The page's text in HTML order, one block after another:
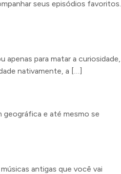
seus episódios favoritos.
apenas para matar a curiosidade,
nativamente, a […]
geográfica e até mesmo se
antigas que você vai